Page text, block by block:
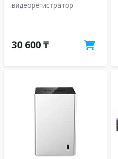
видеорегистратор
30 600 ₸